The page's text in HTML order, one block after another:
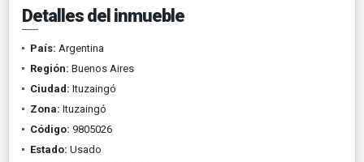
Detalles del inmueble
País: Argentina
Región: Buenos Aires
Ciudad: Ituzaingó
Zona: Ituzaingó
Código: 9805026
Estado: Usado